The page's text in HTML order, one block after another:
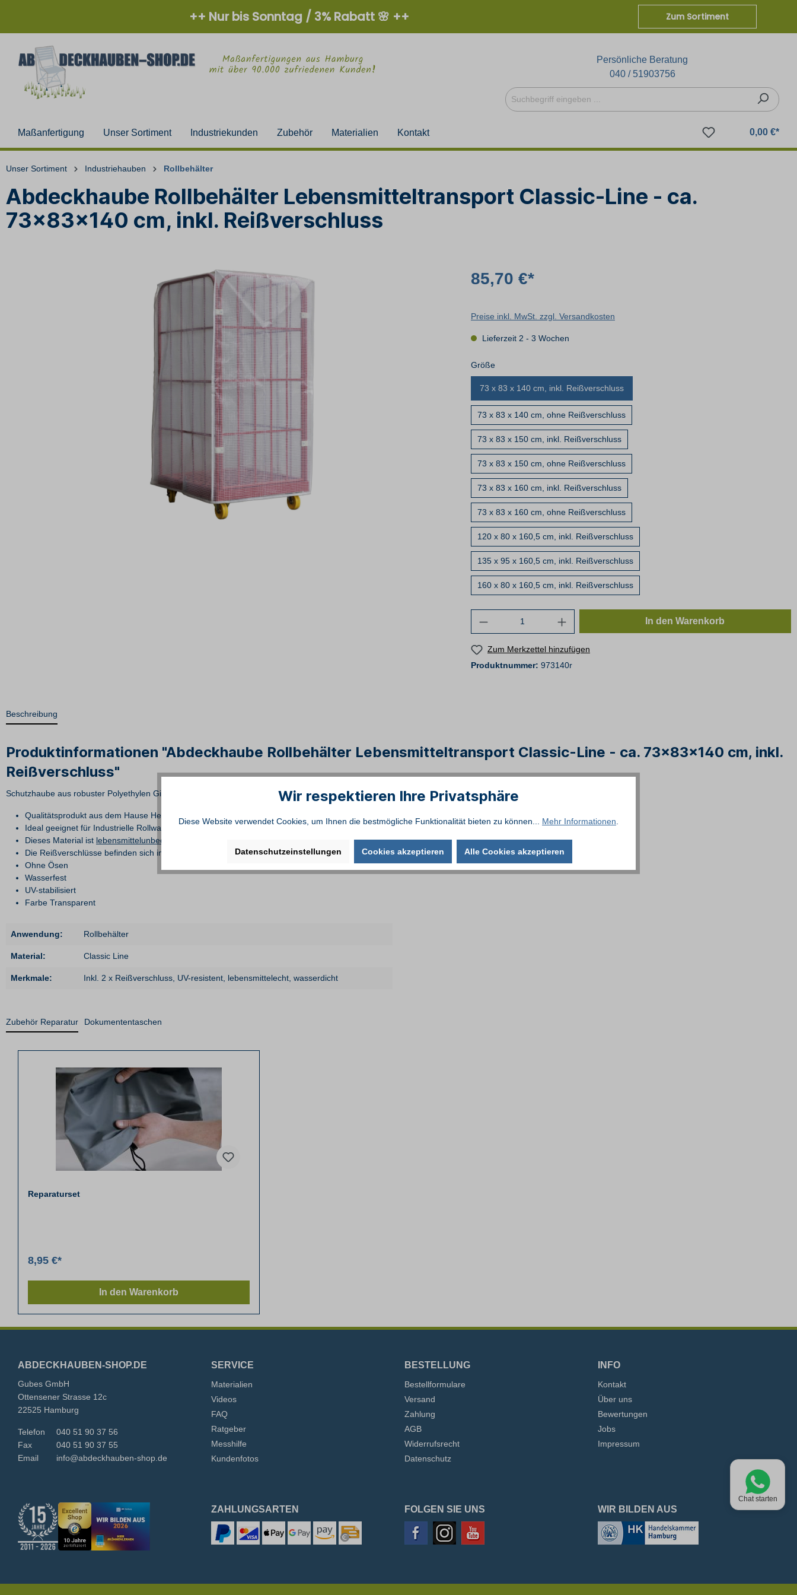
++ Nur bis Sonntag / 3% Rabatt 🌸 ++ Zum Sortiment
Persönliche Beratung
040 / 51903756
Maßanfertigung Unser Sortiment Industriekunden Zubehör Materialien Kontakt 0,00 €*
Unser Sortiment Industriehauben Rollbehälter
Abdeckhaube Rollbehälter Lebensmitteltransport Classic-Line - ca.
73x83x140 cm, inkl. Reißverschluss
85,70 €*
Preise inkl. MwSt. zzgl. Versandkosten
Lieferzeit 2 - 3 Wochen
Größe
73 x 83 x 140 cm, inkl. Reißverschluss
73 x 83 x 140 cm, ohne Reißverschluss
73 x 83 x 150 cm, inkl. Reißverschluss
73 x 83 x 150 cm, ohne Reißverschluss
73 x 83 x 160 cm, inkl. Reißverschluss
73 x 83 x 160 cm, ohne Reißverschluss
120 x 80 x 160,5 cm, inkl. Reißverschluss
135 x 95 x 160,5 cm, inkl. Reißverschluss
160 x 80 x 160,5 cm, inkl. Reißverschluss
In den Warenkorb
Zum Merkzettel hinzufügen
Produktnummer: 973140r
Beschreibung
Produktinformationen "Abdeckhaube Rollbehälter Lebensmitteltransport Classic-Line - ca. 73x83x140 cm, inkl.
Reißverschluss"
Schutzhaube aus robuster Polyethylen Gitter-Folie
Qualitätsprodukt aus dem Hause Heinemeyer
Ideal geeignet für Industrielle Rollwagen
Dieses Material ist lebensmittelunbedenklich
Die Reißverschlüsse befinden sich immer auf einer B-Seite (73 cm) links & rechts
Ohne Ösen
Wasserfest
UV-stabilisiert
Farbe Transparent
Anwendung: Rollbehälter
Material: Classic Line
Merkmale: Inkl. 2 x Reißverschluss , UV-resistent , lebensmittelecht , wasserdicht
Zubehör Reparatur Dokumententaschen
Reparaturset
8,95 €*
In den Warenkorb
ABDECKHAUBEN-SHOP.DE
Gubes GmbH
Ottensener Strasse 12c
22525 Hamburg
Telefon
040 51 90 37 56
Fax
040 51 90 37 55
Email
info@abdeckhauben-shop.de
SERVICE
Materialien
Videos
FAQ
Ratgeber
Messhilfe
Kundenfotos
BESTELLUNG
Bestellformulare
Versand
Zahlung
AGB
Widerrufsrecht
Datenschutz
INFO
Kontakt
Über uns
Bewertungen
Jobs
Impressum
ZAHLUNGSARTEN FOLGEN SIE UNS WIR BILDEN AUS
Wir respektieren Ihre Privatsphäre
Diese Website verwendet Cookies, um Ihnen die bestmögliche Funktionalität bieten zu können... Mehr Informationen
Datenschutzeinstellungen Cookies akzeptieren Alle Cookies akzeptieren
Chat starten